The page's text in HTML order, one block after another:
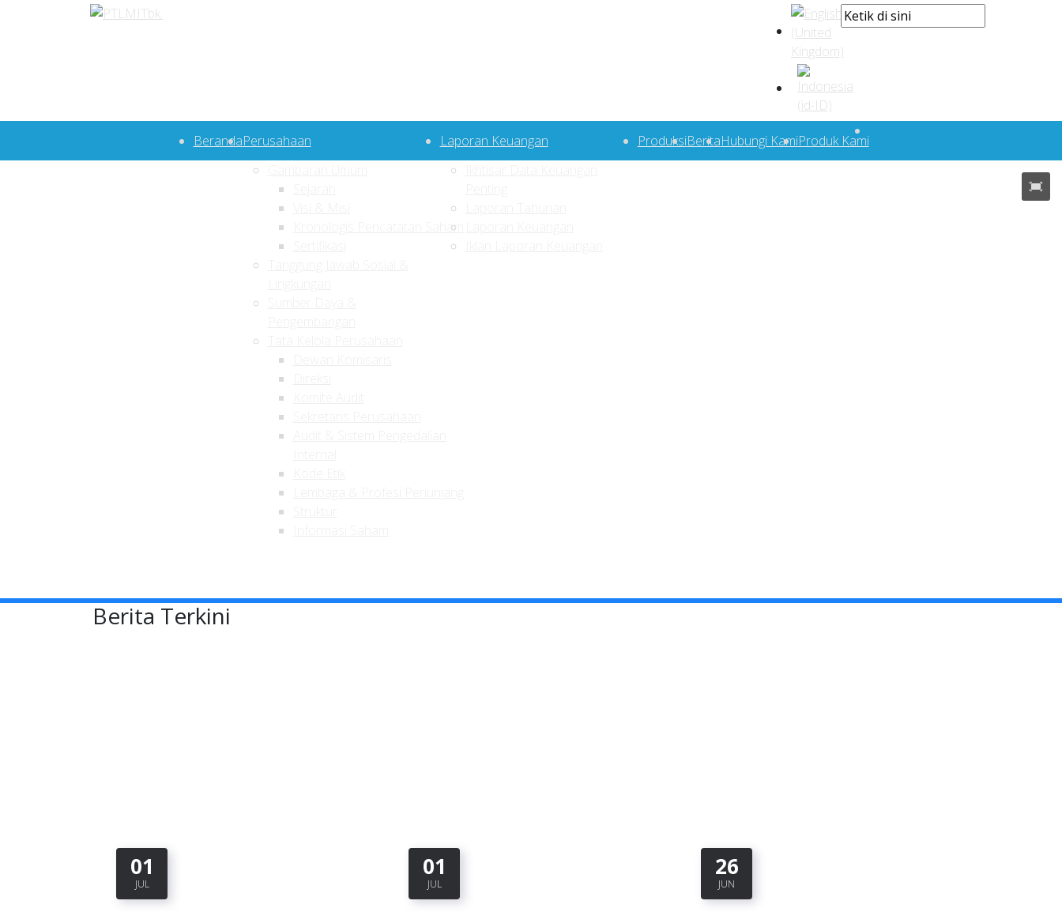
BerandaPerusahaan
Kronologis Pencatatan Saham
Laporan Keuangan
ProduksiBeritaHubungi KamiProduk Kami
Berita Terkini
01
JUL
01
JUL
26
JUN